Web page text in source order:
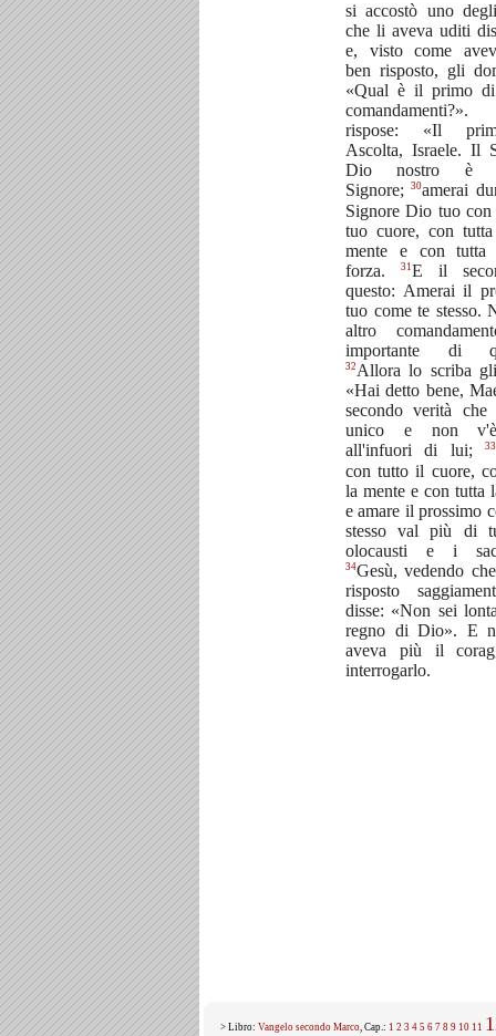
si accostò uno
che li aveva uditi
e, visto come
ben risposto, gli
«Qual è il primo
comandamenti?».
rispose: «Il
Ascolta, Israele. Il
Dio nostro è
Signore;30amerai
Signore Dio tuo
tuo cuore, con
mente e con tutta
forza.
31 E il
questo: Amerai il
tuo come te stesso.
altro
importante di
32 Allora lo scriba
«Hai detto bene,
secondo verità
unico e non
all'infuori di lui;
33
con tutto il cuore,
la mente e con tutta
e amare il prossimo
stesso val più di
olocausti e i
34Gesù, vedendo
risposto
disse: «Non sei
regno di Dio». E
aveva più il
interrogarlo.
> Libro: Vangelo secondo Marco, Cap.: 1 2 3 4 5 6 7 8 9 10 11